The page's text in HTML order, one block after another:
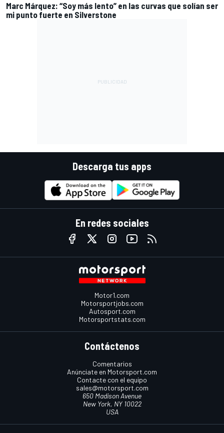
Marc Márquez: “Soy más lento” en las curvas que solían ser
mi punto fuerte en Silverstone
Descarga tus apps
En redes sociales
Motor1.com
Motorsportjobs.com
Autosport.com
Motorsportstats.com
Contáctenos
Comentarios
Anúnciate en Motorsport.com
Contacte con el equipo
sales@motorsport.com
650 Madison Avenue
New York, NY 10022
USA